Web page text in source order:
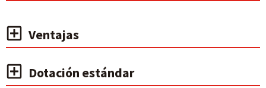
Ventajas
Dotación estándar